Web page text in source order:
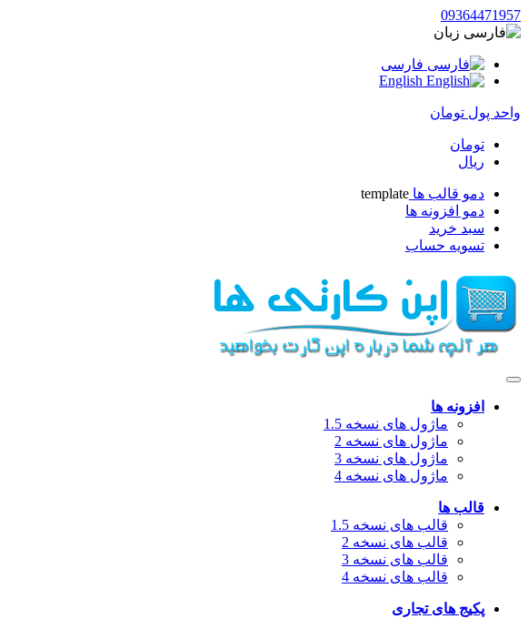
09364471957
زبان
فارسی
واحد پول تومان
تومان
ریال
دمو قالب ها template
دمو افزونه ها
سبد خرید
تسویه حساب
افزونه ها
ماژول های نسخه 1.5
ماژول های نسخه 2
ماژول های نسخه 3
ماژول های نسخه 4
قالب ها
قالب های نسخه 1.5
قالب های نسخه 2
قالب های نسخه 3
قالب های نسخه 4
پکیج های تجاری